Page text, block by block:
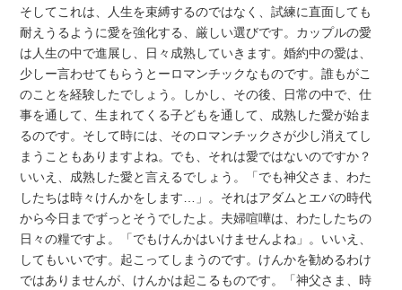
そしてこれは、人生を束縛するのではなく、試練に直面しても
耐えうるように愛を強化する、厳しい選びです。カップルの愛
は人生の中で進展し、日々成熟していきます。婚約中の愛は、
少しー言わせてもらうとーロマンチックなものです。誰もがこ
のことを経験したでしょう。しかし、その後、日常の中で、仕
事を通して、生まれてくる子どもを通して、成熟した愛が始ま
るのです。そして時には、そのロマンチックさが少し消えてし
まうこともありますよね。でも、それは愛ではないのですか？
いいえ、成熟した愛と言えるでしょう。「でも神父さま、わた
したちは時々けんかをします…」。それはアダムとエバの時代
から今日までずっとそうでしたよ。夫婦喧嘩は、わたしたちの
日々の糧ですよ。「でもけんかはいけませんよね」。いいえ、
してもいいです。起こってしまうのです。けんかを勧めるわけ
ではありませんが、けんかは起こるものです。「神父さま、時